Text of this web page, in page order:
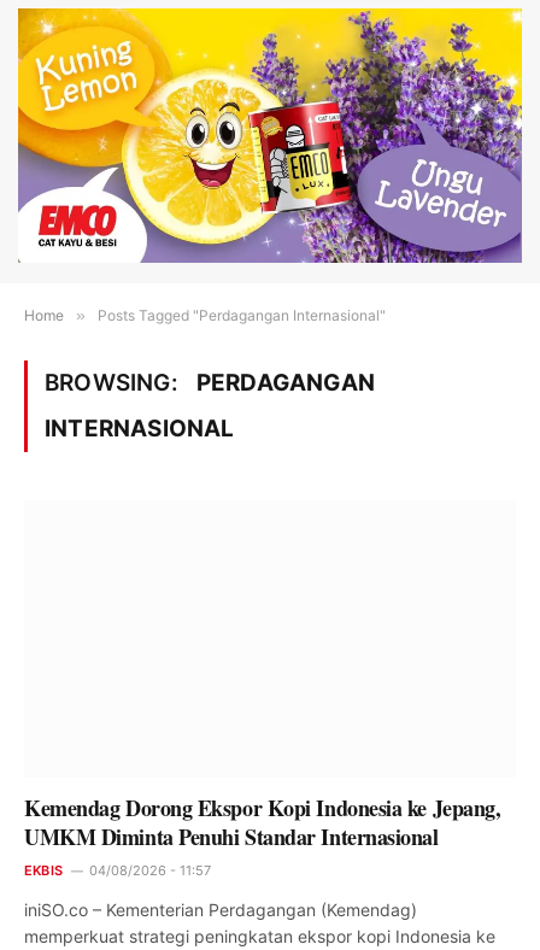
Home » Posts Tagged "Perdagangan Internasional"
BROWSING:
PERDAGANGAN
INTERNASIONAL
Kemendag Dorong Ekspor Kopi Indonesia ke Jepang,
UMKM Diminta Penuhi Standar Internasional
EKBIS 04/08/2026 - 11:57
iniSO.co – Kementerian Perdagangan (Kemendag)
memperkuat strategi peningkatan ekspor kopi Indonesia ke